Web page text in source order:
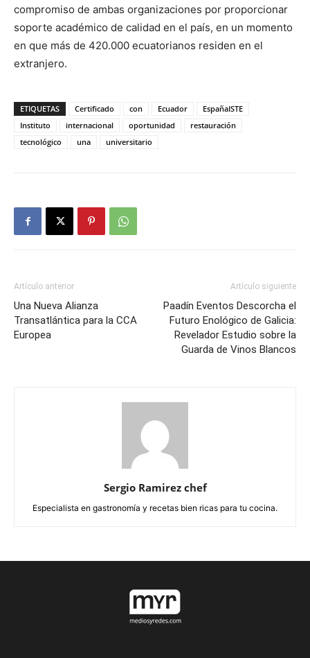
compromiso de ambas organizaciones por proporcionar
soporte académico de calidad en el país, en un momento
en que más de 420.000 ecuatorianos residen en el
extranjero.
ETIQUETAS Certificado con Ecuador
EspañaISTE
Instituto
internacional oportunidad
restauración
tecnológico
una universitario
Artículo anterior
Una Nueva Alianza
Transatlántica para la CCA
Europea
Artículo siguiente
Paadín Eventos Descorcha el
Futuro Enológico de Galicia:
Revelador Estudio sobre la
Guarda de Vinos Blancos
Sergio Ramirez chef
Especialista en gastronomía y recetas bien ricas para tu cocina.